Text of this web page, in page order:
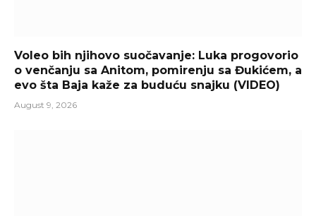
Voleo bih njihovo suočavanje: Luka progovorio
o venčanju sa Anitom, pomirenju sa Đukićem, a
evo šta Baja kaže za buduću snajku (VIDEO)
August 9, 2026